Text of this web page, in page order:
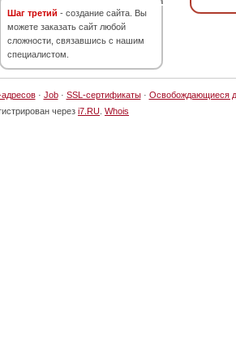
Шаг третий - создание сайта. Вы
можете заказать сайт любой
сложности, связавшись с нашим
специалистом.
· Job· SSL-сертификаты· Освобождающиеся
через i7.RU Whois